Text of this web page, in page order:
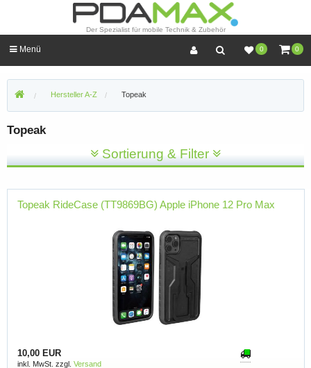
Der Spezialist für mobile Technik & Zubehör
0 0
Menü
Hersteller A-Z Topeak
Topeak
Sortierung & Filter
Topeak RideCase (TT9869BG) Apple iPhone 12 Pro Max
10,00 EUR
inkl. MwSt. zzgl. Versand